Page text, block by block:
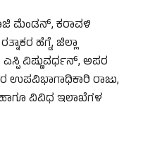
ಮೆಂಡನ್, ಕರಾವಳಿ
ಹೆಗ್ಡೆ, ಜಿಲ್ಲಾ
ವಿಷ್ಣುವರ್ಧನ್, ಅಪರ
ಉಪವಿಭಾಗಾಧಿಕಾರಿ ರಾಜು,
ವಿವಿಧ ಇಲಾಖೆಗಳ